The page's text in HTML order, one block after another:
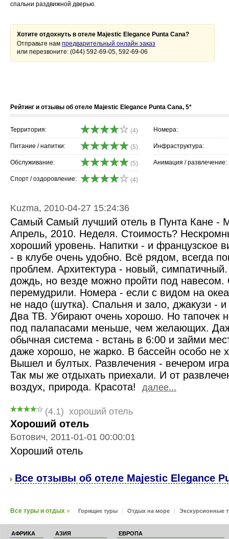
спальни раздвижной дверью.
Хотите отдохнуть в отеле Majestic Elegance Punta Cana?
Отправьте нам предварительный онлайн заказ
или перезвоните: (044) 592-69-05, 592-69-06
Рейтинг и отзывы об отеле Majestic Elegance Punta Cana, 5*
Территория: (4) Номера:
Питание / напитки: (5) Инфраструктура:
Обслуживание: (5) Анимация / развлечение:
Спорт / оздоровление: (4)
Kuzma, 2010-04-27 15:24:36
Самый Самый лучший отель в Пунта Кане -
Апрель, 2010. Неделя. Стоимость?
хороший уровень. Напитки - и французское
- в клубе очень удобно. Всё рядом, всегда
проблем. Архитектура - новый,
дождь, но везде можно пройти под навесом.
перемудрили. Номера - если с видом на
не надо (шутка). Спальня и зало, джакузи -
Два ТВ. Убирают очень хорошо. Но тапочек
под палапасами меньше, чем желающих.
обычная система - встань в 6:00 и займи
даже хорошо, не жарко. В бассейн особо не
Вышел и бултых. Развлечения - вечером
Так мы же отдыхать приехали. И от
воздух, природа. Красота! далее...
(4.1) хороший отель
Хороший отель
Ботович, 2011-01-01 00:00:01
Хороший отель
Все отзывы об отеле Majestic Elegance
Все туры и отдых » Горящие туры | Отдых на море | Экскурсионные
АФРИКА
АЗИЯ
ЕВРОПА